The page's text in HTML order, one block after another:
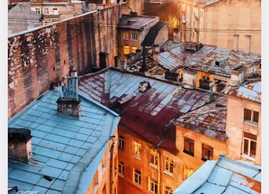
Экскурсии
Спорт
События
Города
Площадки
Артисты
Рейтинги